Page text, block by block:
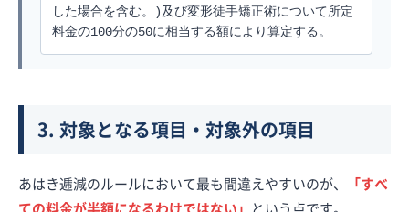
した場合を含む。)及び変形徒手矯正術について所定
料金の100分の50に相当する額により算定する。
3. 対象となる項目・対象外の項目
あはき逓減のルールにおいて最も間違えやすいのが、
「すべ
ての料金が半額になるわけではない」 という点です。